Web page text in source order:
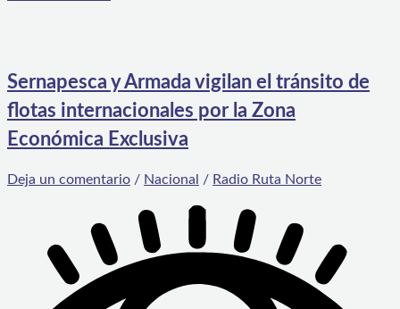
Sernapesca y Armada vigilan el tránsito de
flotas internacionales por la Zona
Económica Exclusiva
Deja un comentario / Nacional / Radio Ruta Norte